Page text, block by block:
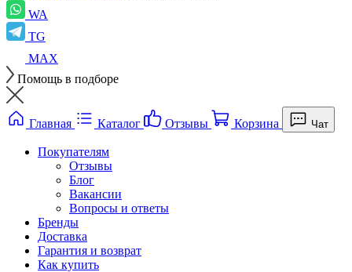
WA
TG
MAX
Помощь в подборе
Главная Каталог Отзывы Корзина Чат
Покупателям
Отзывы
Блог
Вакансии
Вопросы и ответы
Бренды
Доставка
Гарантия и возврат
Как купить